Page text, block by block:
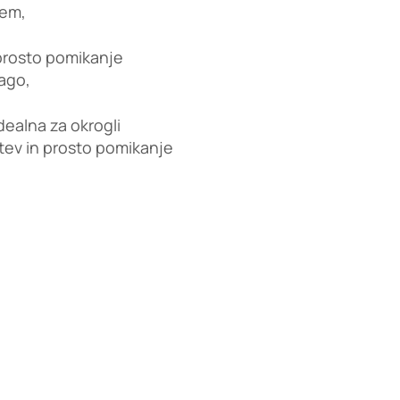
pomikanje
za okrogli
in prosto pomikanje